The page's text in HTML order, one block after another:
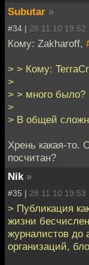
Subutar »
#34 | 28.11.10 19:52
Кому: Zakharoff,
> > Кому:
>
> > много было?
>
> В общей
Хрень какая-то.
посчитан?
Nik »
#35 | 28.11.10 19:53
> Публикация
жизни
журналистов до
организаций,